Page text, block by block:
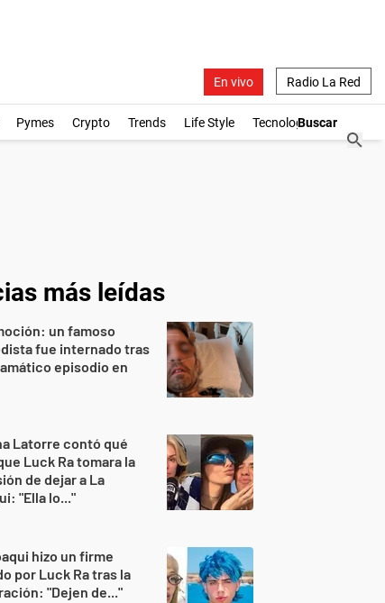
En vivo Radio La Red
Pymes Crypto Trends Life Style Tecnología
más leídas
un famoso
fue internado tras
episodio en
Latorre contó qué
Luck Ra tomara la
de dejar a La
"Ella lo..."
hizo un firme
por Luck Ra tras la
"Dejen de..."